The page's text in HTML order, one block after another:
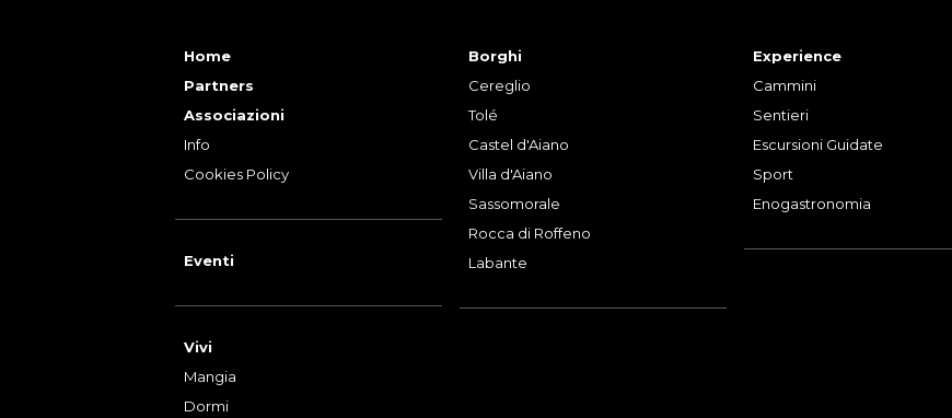
Home
Partners
Associazioni
Info
Cookies Policy
Eventi
Vivi
Mangia
Dormi
Borghi
Cereglio
Tolé
Castel d'Aiano
Villa d'Aiano
Sassomorale
Rocca di Roffeno
Labante
Experience
Cammini
Sentieri
Escursioni Guidate
Sport
Enogastronomia